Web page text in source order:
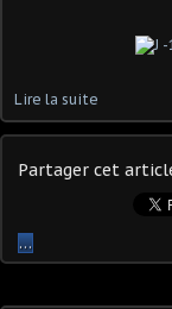
Lire la suite
Partager cet
…